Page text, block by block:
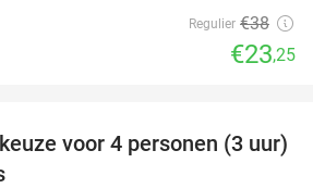
Regulier €38
€23,25
31%
voor 4 personen (3 uur)